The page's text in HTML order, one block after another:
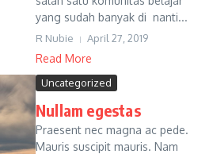
yang sudah banyak di nanti...
R Nubie April 27, 2019
Read More
Uncategorized
Nullam egestas
Praesent nec magna ac pede.
Mauris suscipit mauris. Nam